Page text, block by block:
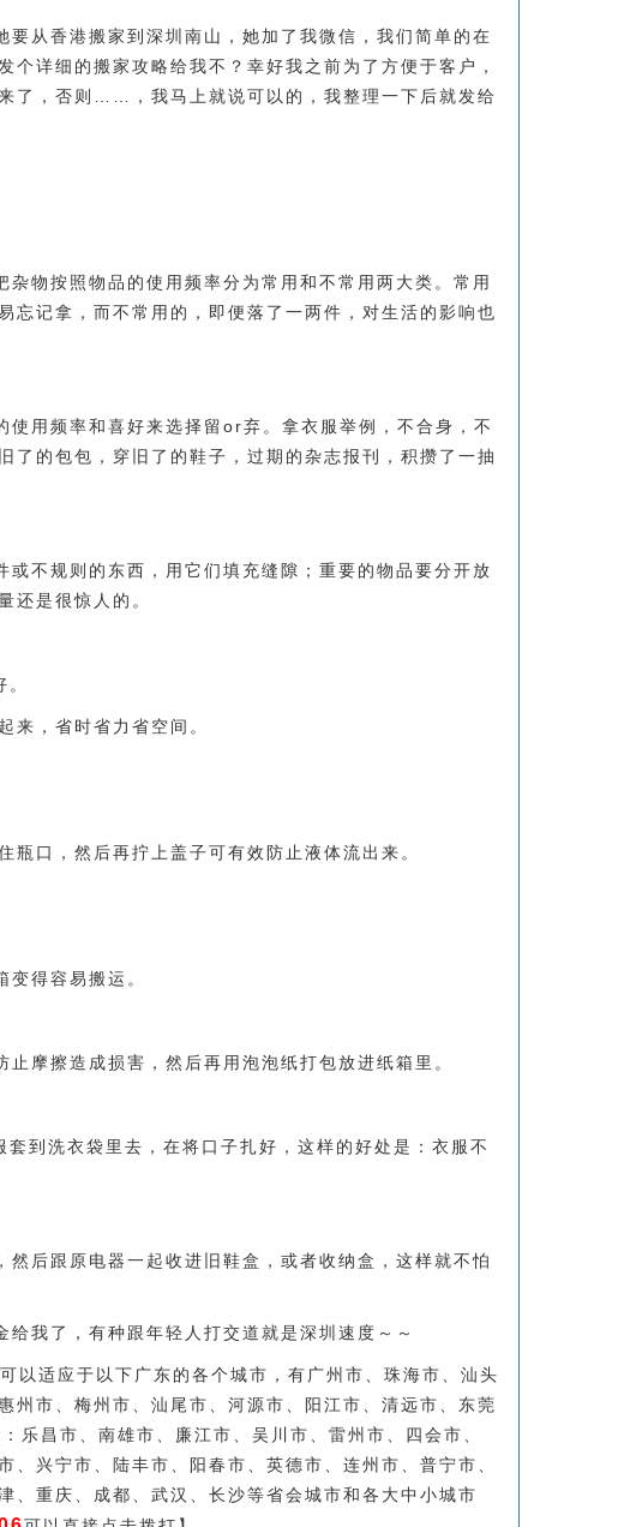
从香港搬家到深圳南山，她加了我微信，我们简单的在
详细的搬家攻略给我不？幸好我之前为了方便于客户，
了，否则……，我马上就说可以的，我整理一下后就发给
物按照物品的使用频率分为常用和不常用两大类。常用
忘记拿，而不常用的，即便落了一两件，对生活的影响也
用频率和喜好来选择留or弃。拿衣服举例，不合身，不
了的包包，穿旧了的鞋子，过期的杂志报刊，积攒了一抽
不规则的东西，用它们填充缝隙；重要的物品要分开放
还是很惊人的。
来，省时省力省空间。
口，然后再拧上盖子可有效防止液体流出来。
得容易搬运。
摩擦造成损害，然后再用泡泡纸打包放进纸箱里。
到洗衣袋里去，在将口子扎好，这样的好处是：衣服不
后跟原电器一起收进旧鞋盒，或者收纳盒，这样就不怕
我了，有种跟年轻人打交道就是深圳速度～～
以适应于以下广东的各个城市，有广州市、珠海市、汕头
州市、梅州市、汕尾市、河源市、阳江市、清远市、东莞
乐昌市、南雄市、廉江市、吴川市、雷州市、四会市、
兴宁市、陆丰市、阳春市、英德市、连州市、普宁市、
、重庆、成都、武汉、长沙等省会城市和各大中小城市